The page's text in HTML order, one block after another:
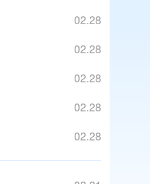
02.28
02.28
02.28
02.28
02.28